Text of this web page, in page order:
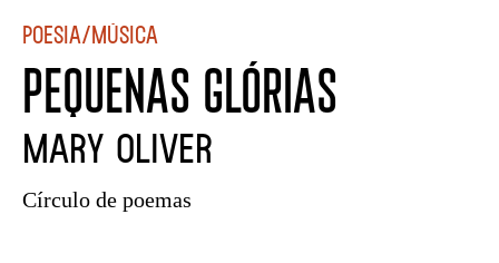
Poesia/Música
PEQUENAS GLÓRIAS
Mary Oliver
Círculo de poemas